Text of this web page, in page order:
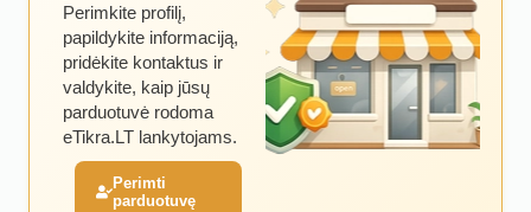
Perimkite profilį,
papildykite informaciją,
pridėkite kontaktus ir
valdykite, kaip jūsų
parduotuvė rodoma
eTikra.LT lankytojams.
Perimti
parduotuvę